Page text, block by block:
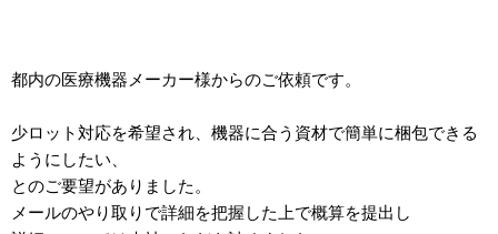
都内の医療機器メーカー様からのご依頼です。
少ロット対応を希望され、機器に合う資材で簡単に梱包できる
ようにしたい、
とのご要望がありました。
メールのやり取りで詳細を把握した上で概算を提出し
食品・食材用
記録メディア用（USBほか）
車・モビリティ用
産業・電化製品用
2012年
2010年
2009年